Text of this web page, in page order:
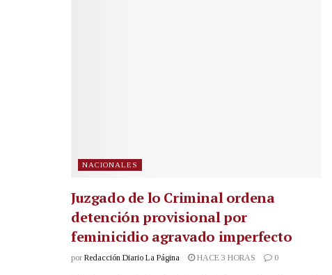
NACIONALES
Juzgado de lo Criminal ordena
detención provisional por
feminicidio agravado imperfecto
por Redacción Diario La Página HACE 3 HORAS 0